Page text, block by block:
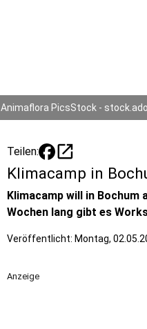
Animaflora PicsStock -
Teilen: open_in_new
Klimacamp in
Klimacamp will in Bochum
Wochen lang gibt es
Veröffentlicht: Montag,
Anzeige